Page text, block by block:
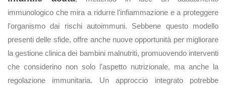
immunologico che mira a ridurre l'infiammazione e a proteggere
l'organismo dai rischi autoimmuni. Sebbene questo modello
presenti delle sfide, offre anche nuove opportunità per migliorare
la gestione clinica dei bambini malnutriti, promuovendo interventi
che considerino non solo l'aspetto nutrizionale, ma anche la
regolazione immunitaria. Un approccio integrato potrebbe